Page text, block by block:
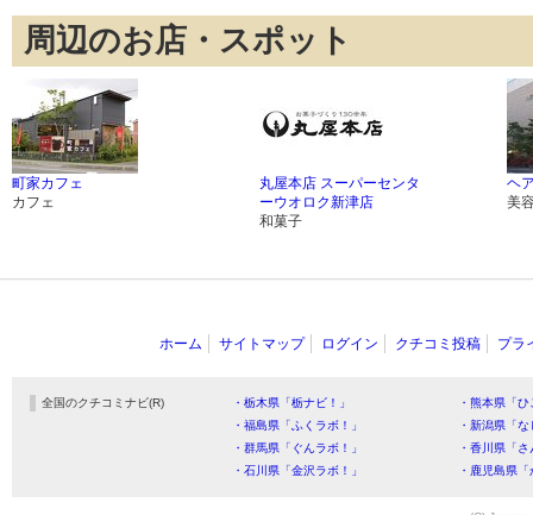
周辺のお店・スポット
町家カフェ
カフェ
丸屋本店 スーパーセンタ
ーウオロク新津店
和菓子
ヘ
美
ホーム サイトマップ ログイン クチコミ投稿 プラ
全国のクチコミナビ(R) ・栃木県「栃ナビ！」
・熊本県「
・福島県「ふくラボ！」
・新潟県「
・群馬県「ぐんラボ！」
・香川県「
・石川県「金沢ラボ！」
・鹿児島県